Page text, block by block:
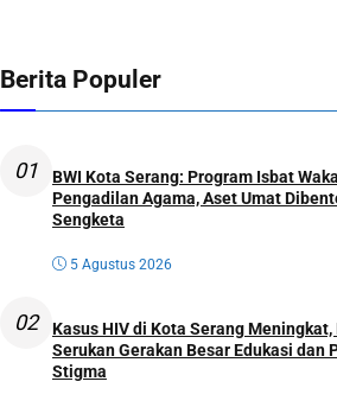
Berita Populer
01
BWI Kota Serang: Program Isbat
Pengadilan Agama, Aset Umat
Sengketa
5 Agustus 2026
02
Kasus HIV di Kota Serang Meningkat,
Serukan Gerakan Besar Edukasi dan
Stigma